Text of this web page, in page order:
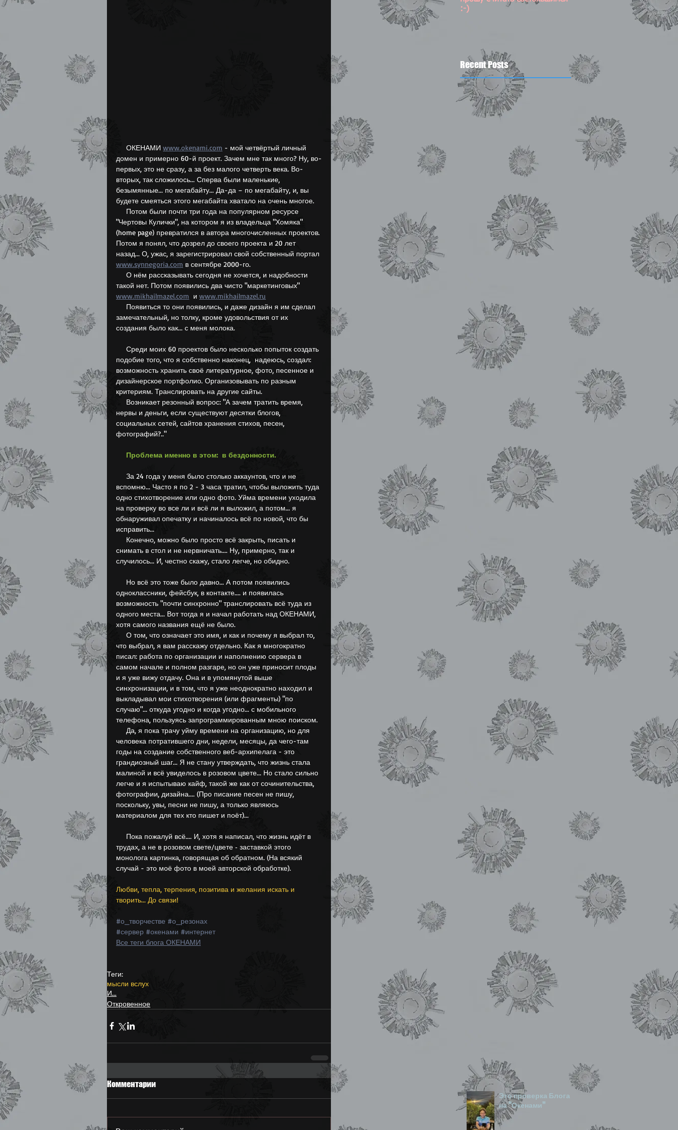
     ОКЕНАМИ
www.okenami.com - мой четвёртый личный
домен и примерно 60-й проект. Зачем мне так много? Ну, во-
первых, это не сразу, а за без малого четверть века. Во-
вторых, так сложилось... Сперва были маленькие,
безымянные... по мегабайту... Да-да – по мегабайту, и, вы
будете смеяться этого мегабайта хватало на очень многое.
"Чертовы Кулички", на котором я из владельца "Хомяка"
(home page) превратился в автора многочисленных проектов.
Потом я понял, что дозрел до своего проекта и 20 лет
назад... О, ужас, я зарегистрировал свой собственный портал
www.synnegoria.com в сентябре 2000-го.
такой нет. Потом появились два чисто "маркетинговых"
www.mikhailmazel.com
  и
www.mikhailmazel.ru
замечательный, но толку, кроме удовольствия от их
создания было как... с меня молока.
подобие того, что я собственно наконец,  надеюсь, создал:
возможность хранить своё литературное, фото, песенное и
дизайнерское портфолио. Организовывать по разным
критериям. Транслировать на другие сайты.
нервы и деньги, если существуют десятки блогов,
социальных сетей, сайтов хранения стихов, песен,
фотографий?.."
Проблема именно в этом:  в бездонности.
вспомню... Часто я по 2 - 3 часа тратил, чтобы выложить туда
одно стихотворение или одно фото. Уйма времени уходила
на проверку во все ли и всё ли я выложил, а потом... я
обнаруживал опечатку и начиналось всё по новой, что бы
исправить...
снимать в стол и не нервничать.... Ну, примерно, так и
случилось... И, честно скажу, стало легче, но обидно.
одноклассники, фейсбук, в контакте.... и появилась
возможность "почти синхронно" транслировать всё туда из
одного места... Вот тогда я и начал работать над ОКЕНАМИ,
хотя самого названия ещё не было.
что выбрал, я вам расскажу отдельно. Как я многократно
писал: работа по организации и наполнению сервера в
самом начале и полном разгаре, но он уже приносит плоды
и я уже вижу отдачу. Она и в упомянутой выше
синхронизации, и в том, что я уже неоднократно находил и
выкладывал мои стихотворения (или фрагменты) "по
случаю"... откуда угодно и когда угодно... с мобильного
телефона, пользуясь запрограммированным мною поиском.
человека потратившего дни, недели, месяцы, да чего-там
годы на создание собственного веб-архипелага - это
грандиозный шаг... Я не стану утверждать, что жизнь стала
малиной и всё увиделось в розовом цвете... Но стало сильно
легче и я испытываю кайф, такой же как от сочинительства,
фотографии, дизайна.... (Про писание песен не пишу,
поскольку, увы, песни не пишу, а только являюсь
материалом для тех кто пишет и поёт)...
трудах, а не в розовом свете/цвете ‐ заставкой этого
монолога картинка, говорящая об обратном. (На всякий
случай - это моё фото в моей авторской обработке).
Любви, тепла, терпения, позитива и желания искать и
творить... До связи!
#о_творчестве #о_резонах
#сервер #окенами #интернет
Все теги блога ОКЕНАМИ
Теги:
мысли вслух
И...
Откровенное
Комментарии
:-)
Recent Posts
Это проверка Блога
на "Окенами"